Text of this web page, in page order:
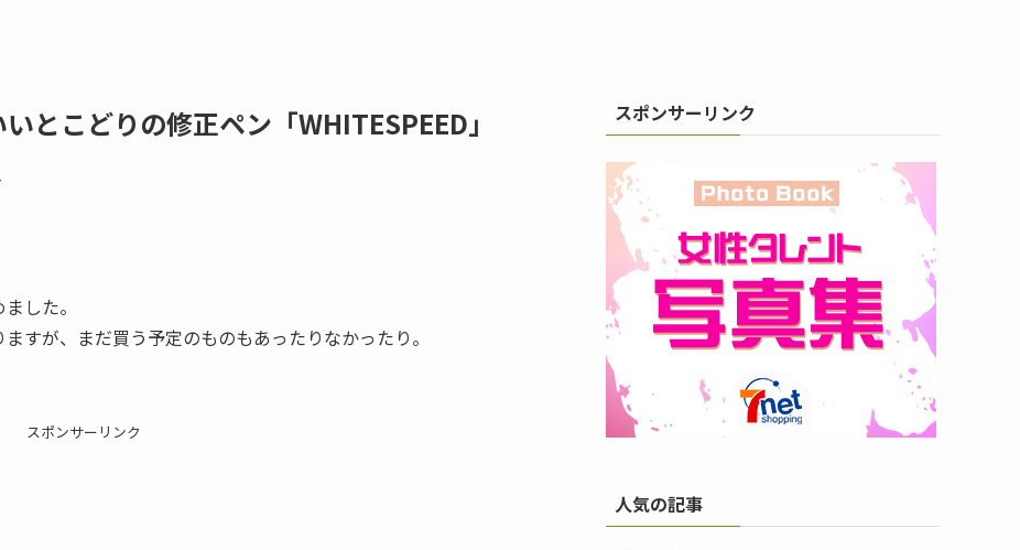
とこどりの修正ペン「WHITESPEED」
した。
すが、まだ買う予定のものもあったりなかったり。
スポンサーリンク
スポンサーリンク
人気の記事